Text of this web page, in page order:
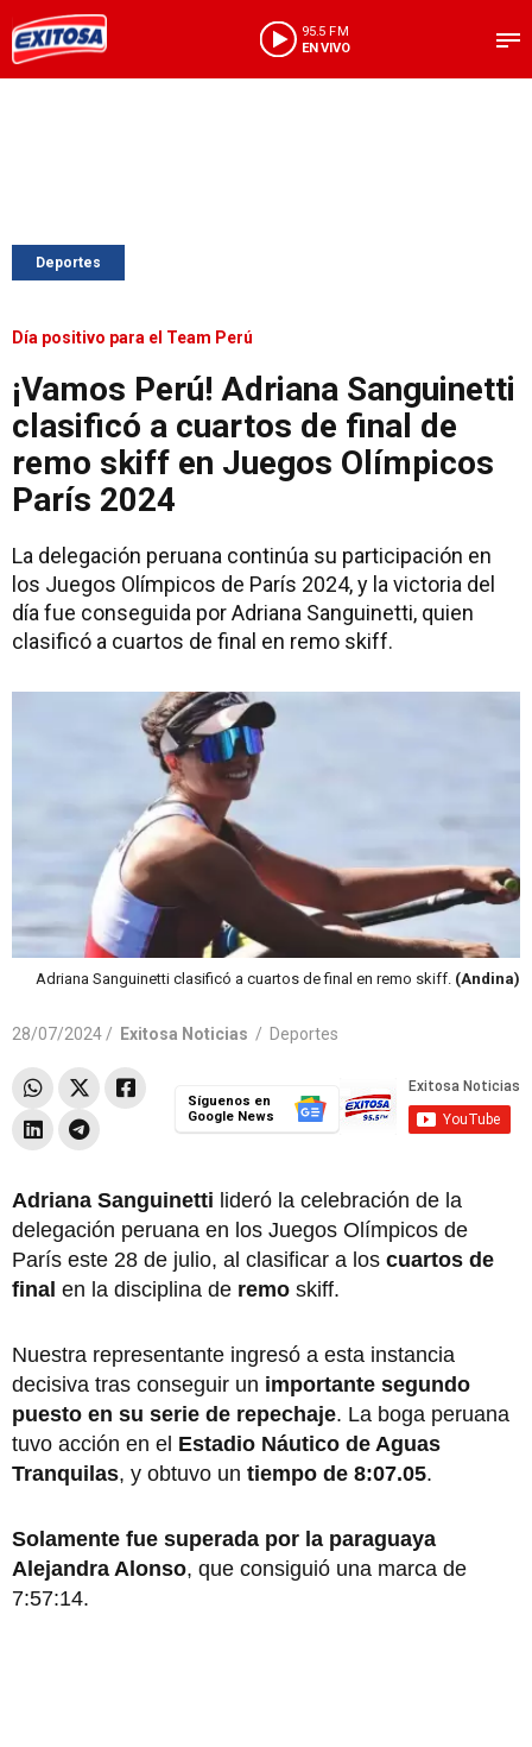
95.5 FM
EN VIVO
Deportes
Día positivo para el Team Perú
¡Vamos Perú! Adriana Sanguinetti
clasificó a cuartos de final de
remo skiff en Juegos Olímpicos
París 2024
La delegación peruana continúa su participación en
los Juegos Olímpicos de París 2024, y la victoria del
día fue conseguida por Adriana Sanguinetti, quien
clasificó a cuartos de final en remo skiff.
Adriana Sanguinetti clasificó a cuartos de final en remo skiff. (Andina)
28/07/2024 / Exitosa Noticias / Deportes
Síguenos en
Google News
Adriana Sanguinetti lideró la celebración de la
delegación peruana en los Juegos Olímpicos de
París este 28 de julio, al clasificar a los cuartos de
final en la disciplina de remo skiff.
Nuestra representante ingresó a esta instancia
decisiva tras conseguir un importante segundo
puesto en su serie de repechaje. La boga peruana
tuvo acción en el Estadio Náutico de Aguas
Tranquilas, y obtuvo un tiempo de 8:07.05.
Solamente fue superada por la paraguaya
Alejandra Alonso, que consiguió una marca de
7:57:14.